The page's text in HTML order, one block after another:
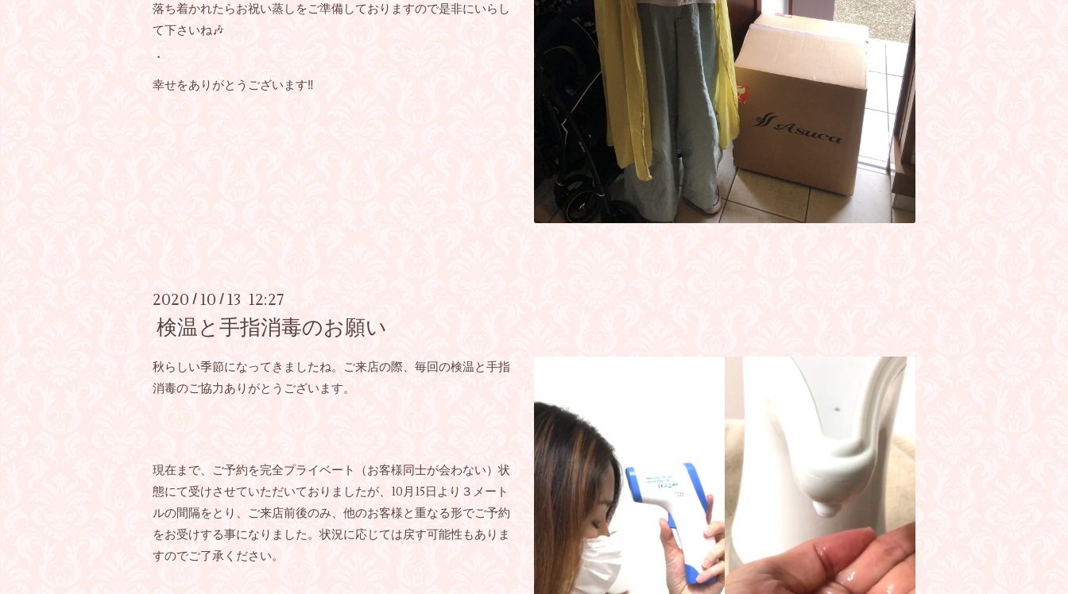
落ち着かれたらお祝い蒸しをご準備しておりますので是非にいらし
て下さいね🎶
・
幸せをありがとうございます‼︎
2020 / 10 / 13 12:27
検温と手指消毒のお願い
秋らしい季節になってきましたね。ご来店の際、毎回の検温と手指
消毒のご協力ありがとうございます。
現在まで、ご予約を完全プライベート（お客様同士が会わない）状
態にて受けさせていただいておりましたが、10月15日より３メート
ルの間隔をとり、ご来店前後のみ、他のお客様と重なる形でご予約
をお受けする事になりました。状況に応じては戻す可能性もありま
すのでご了承ください。